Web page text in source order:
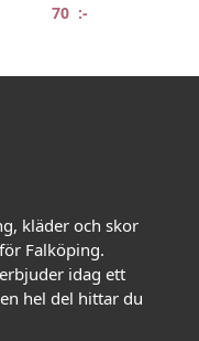
70 :-
kläder och skor
Falköping.
idag ett
hel del hittar du